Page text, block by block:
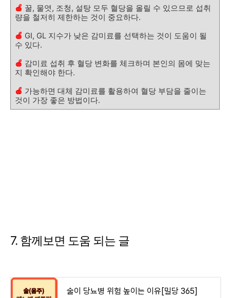
🍎 꿀, 물엿, 조청, 설탕 모두 혈당을 올릴 수 있으므로 섭취
량을 철저히 제한하는 것이 중요하다.
🍎 GI, GL 지수가 낮은 감미료를 선택하는 것이 도움이 될
수 있다.
🍎 감미료 섭취 후 혈당 변화를 체크하며 본인의 몸에 맞는
지 확인해야 한다.
🍎 가능하면 대체 감미료를 활용하여 혈당 부담을 줄이는
것이 가장 좋은 방법이다.
7. 함께보면 도움 되는 글
술이 당뇨병 위험 높이는 이유[밀당 365]